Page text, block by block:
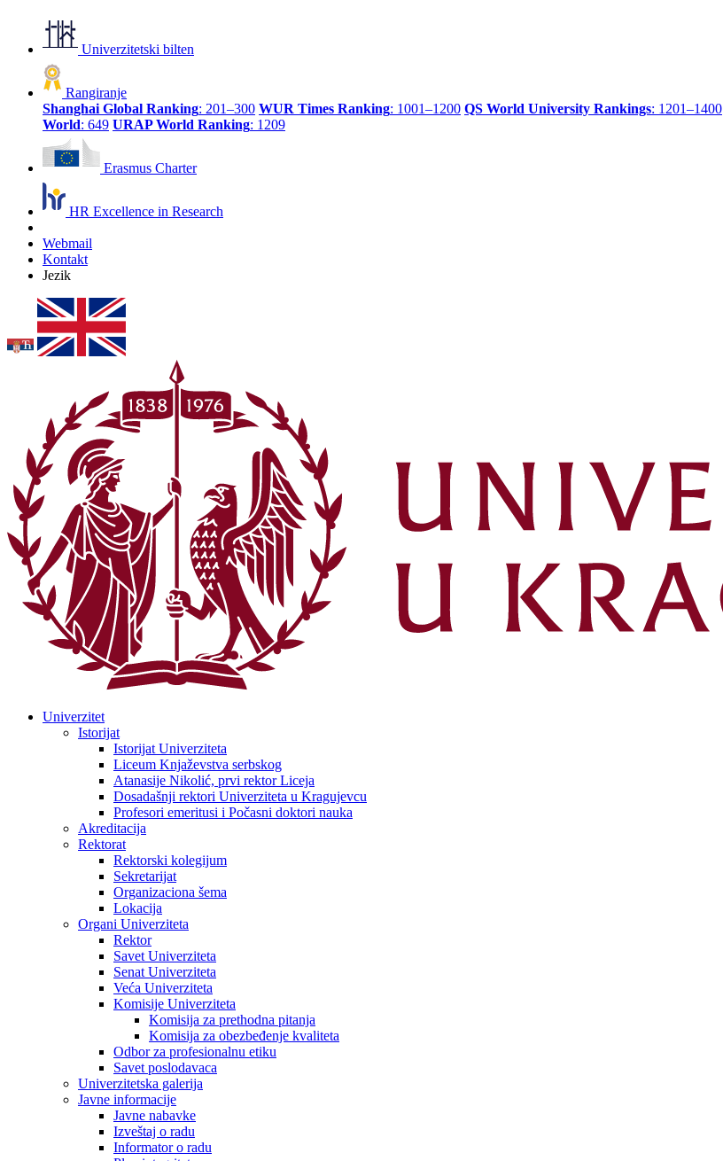
Univerzitetski bilten
Rangiranje
Shanghai Global Ranking: 201–300 WUR Times Ranking: 1001–1200 QS World University Rankings: 1201–1400
World: 649 URAP World Ranking: 1209
Erasmus Charter
HR Excellence in Research
Webmail
Kontakt
Jezik
Univerzitet
Istorijat
Istorijat Univerziteta
Liceum Knjaževstva serbskog
Atanasije Nikolić, prvi rektor Liceja
Dosadašnji rektori Univerziteta u Kragujevcu
Profesori emeritusi i Počasni doktori nauka
Akreditacija
Rektorat
Rektorski kolegijum
Sekretarijat
Organizaciona šema
Lokacija
Organi Univerziteta
Rektor
Savet Univerziteta
Senat Univerziteta
Veća Univerziteta
Komisije Univerziteta
Komisija za prethodna pitanja
Komisija za obezbeđenje kvaliteta
Odbor za profesionalnu etiku
Savet poslodavaca
Univerzitetska galerija
Javne informacije
Javne nabavke
Izveštaj o radu
Informator o radu